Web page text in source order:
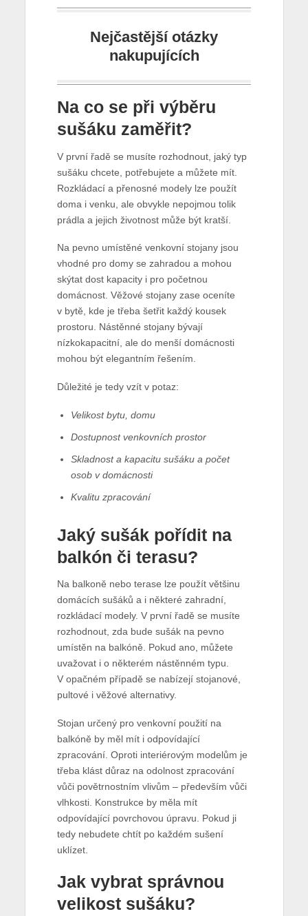
Nejčastější otázky
nakupujících
Na co se při výběru
sušáku zaměřit?
V první řadě se musíte rozhodnout, jaký typ
sušáku chcete, potřebujete a můžete mít.
Rozkládací a přenosné modely lze použít
doma i venku, ale obvykle nepojmou tolik
prádla a jejich životnost může být kratší.
Na pevno umístěné venkovní stojany jsou
vhodné pro domy se zahradou a mohou
skýtat dost kapacity i pro početnou
domácnost. Věžové stojany zase oceníte
v bytě, kde je třeba šetřit každý kousek
prostoru. Nástěnné stojany bývají
nízkokapacitní, ale do menší domácnosti
mohou být elegantním řešením.
Důležité je tedy vzít v potaz:
Velikost bytu, domu
Dostupnost venkovních prostor
Skladnost a kapacitu sušáku a počet
osob v domácnosti
Kvalitu zpracování
Jaký sušák pořídit na
balkón či terasu?
Na balkoně nebo terase lze použít většinu
domácích sušáků a i některé zahradní,
rozkládací modely. V první řadě se musíte
rozhodnout, zda bude sušák na pevno
umístěn na balkóně. Pokud ano, můžete
uvažovat i o některém nástěnném typu.
V opačném případě se nabízejí stojanové,
pultové i věžové alternativy.
Stojan určený pro venkovní použití na
balkóně by měl mít i odpovídající
zpracování. Oproti interiérovým modelům je
třeba klást důraz na odolnost zpracování
vůči povětrnostním vlivům – především vůči
vlhkosti. Konstrukce by měla mít
odpovídající povrchovou úpravu. Pokud ji
tedy nebudete chtít po každém sušení
uklízet.
Jak vybrat správnou
velikost sušáku?